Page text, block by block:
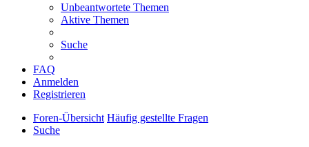
Unbeantwortete Themen
Aktive Themen
Suche
FAQ
Anmelden
Registrieren
Foren-Übersicht Häufig gestellte Fragen
Suche